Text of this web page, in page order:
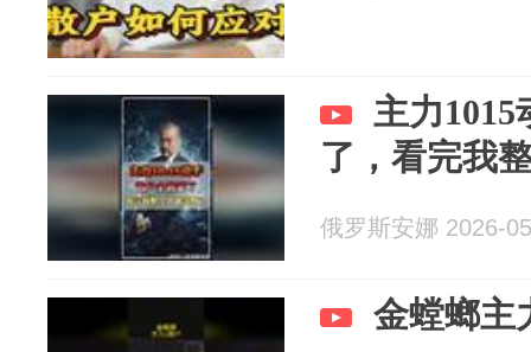
主力
了，看完我
俄罗斯安娜 2026-
金螳螂主